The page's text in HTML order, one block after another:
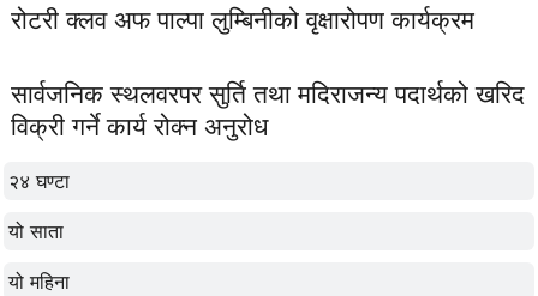
२४ घण्टा
यो साता
यो महिना
रोटरी क्लव अफ पाल्पा लुम्बिनीको वृक्षारोपण कार्यक्रम
सार्वजनिक स्थलवरपर सुर्ति तथा मदिराजन्य पदार्थको खरिद
विक्री गर्ने कार्य रोक्न अनुरोध